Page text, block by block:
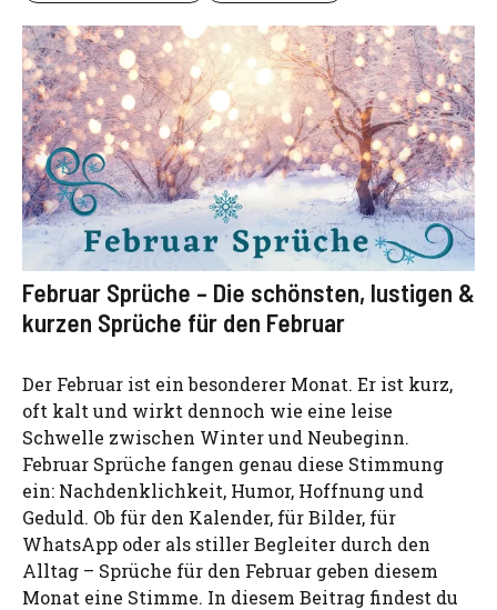
Februar Sprüche – Die schönsten, lustigen &
kurzen Sprüche für den Februar
Der Februar ist ein besonderer Monat. Er ist kurz,
oft kalt und wirkt dennoch wie eine leise
Schwelle zwischen Winter und Neubeginn.
Februar Sprüche fangen genau diese Stimmung
ein: Nachdenklichkeit, Humor, Hoffnung und
Geduld. Ob für den Kalender, für Bilder, für
WhatsApp oder als stiller Begleiter durch den
Alltag – Sprüche für den Februar geben diesem
Monat eine Stimme. In diesem Beitrag findest du